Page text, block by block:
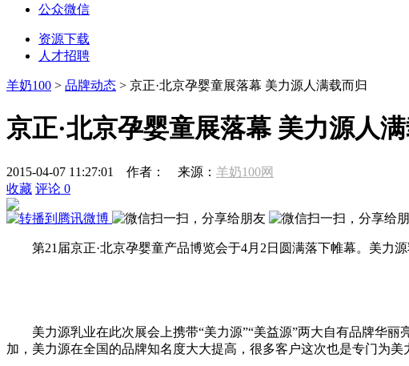
公众微信
资源下载
人才招聘
羊奶100 > 品牌动态 > 京正·北京孕婴童展落幕 美力源人满载而归
京正·北京孕婴童展落幕 美力源人
2015-04-07 11:27:01 作者： 来源： 羊奶100网
收藏 评论 0
第21届京正·北京孕婴童产品博览会于4月2日圆满落下帷幕。美力源
美力源乳业在此次展会上携带“美力源”“美益源”两大自有品牌华丽
加，美力源在全国的品牌知名度大大提高，很多客户这次也是专门为美